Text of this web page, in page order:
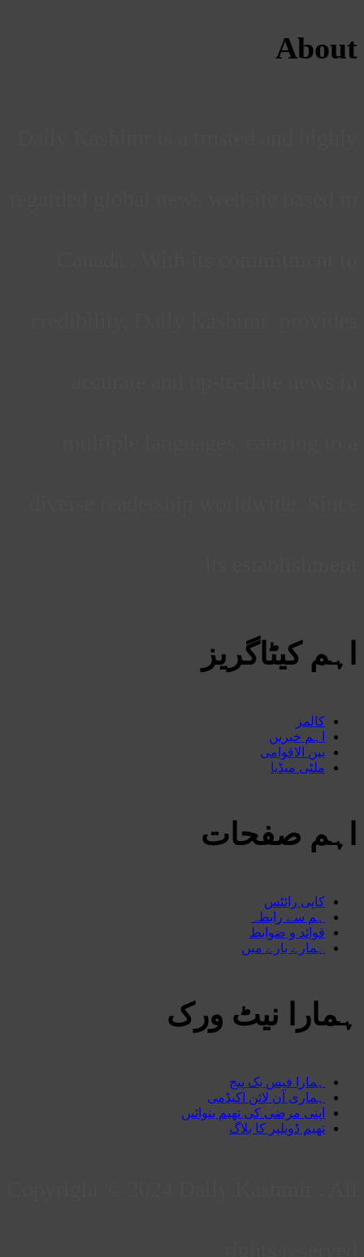
About
اہم کیٹاگریز
کالمز
اہم خبریں
بین الاقوامی
ملٹی میڈیا
اہم صفحات
کاپی رائٹس
ہم سے رابطہ
قوائد و ضوابط
ہمارے بارے میں
ہمارا نیٹ ورک
ہمارا فیس بک پیج
ہماری آن لائن اکیڈمی
اپنی مرضی کی تھیم بنوائیں
تھیم ڈویلپر کا بلاگ